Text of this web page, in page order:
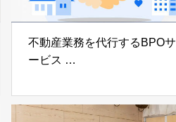
不動産業務を代行するBPOサ
ービス
らぶGROUP